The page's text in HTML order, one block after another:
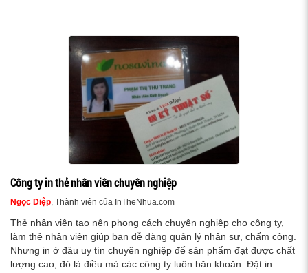
Công ty in thẻ nhân viên chuyên nghiệp
Ngọc Diệp, Thành viên của InTheNhua.com
Thẻ nhân viên tạo nên phong cách chuyên nghiệp cho công ty,
làm thẻ nhân viên giúp bạn dễ dàng quản lý nhân sự, chấm công.
Nhưng in ở đâu uy tín chuyên nghiệp để sản phẩm đạt được chất
lượng cao, đó là điều mà các công ty luôn băn khoăn. Đặt in